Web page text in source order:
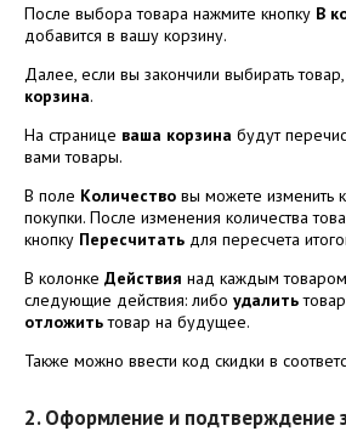
После выбора товара нажмите кнопку В
добавится в вашу корзину.
Далее, если вы закончили выбирать
корзина.
На странице ваша корзина будут
вами товары.
В поле Количество вы можете изменить
покупки. После изменения количества
кнопку Пересчитать для пересчета
В колонке Действия над каждым
следующие действия: либо удалить
отложитьтовар на будущее.
Также можно ввести код скидки в
2. Оформление и подтверждение